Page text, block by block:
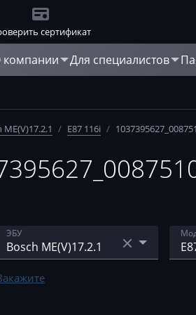
сертификат
компании Для специалистов
ME(V)17.2.1 / E87 116i /
ЭБУ
Bosch EDC15